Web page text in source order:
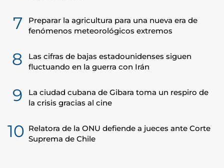
7
Preparar la agricultura para una nueva era de
fenómenos meteorológicos extremos
8
Las cifras de bajas estadounidenses siguen
fluctuando en la guerra con Irán
9
La ciudad cubana de Gibara toma un respiro de
la crisis gracias al cine
10 Relatora de la ONU defiende a jueces ante Corte
Suprema de Chile